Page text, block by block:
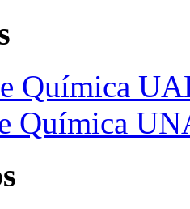
Química
Química